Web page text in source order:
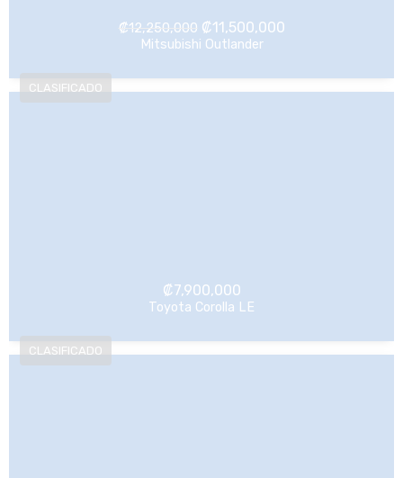
₡12,250,000 El
precio
original
₡11,500,000El
actual
Mitsubishi Outlander
₡7,900,000
Toyota Corolla LE